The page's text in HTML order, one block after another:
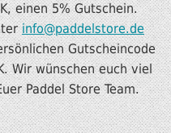
einen 5% Gutschein.
info@paddelstore.de
Gutscheincode
Wir wünschen euch viel
Paddel Store Team.